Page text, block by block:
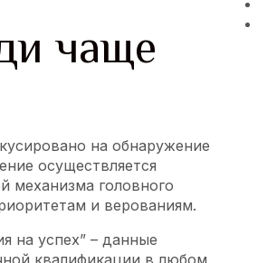
чаще
на обнаружение
осуществляется
механизма головного
и верованиям.
на успех” – данные
квалификации в любом